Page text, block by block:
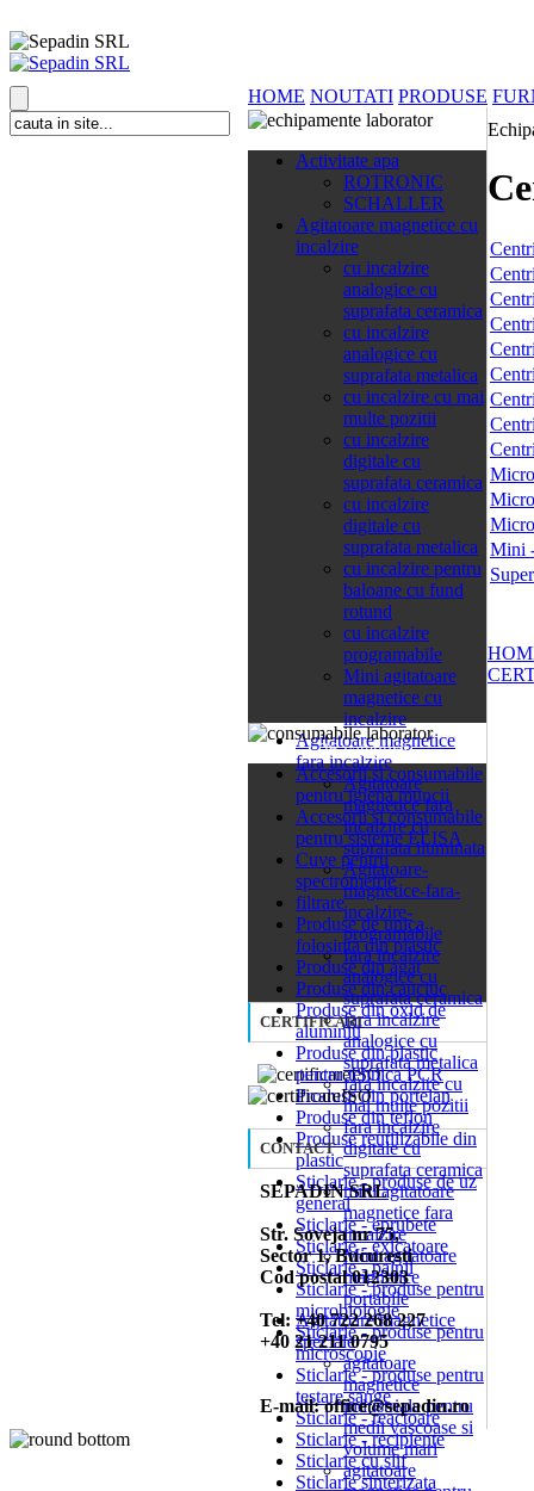
HOME NOUTATI PRODUSE
Activitate apa
ROTRONIC
SCHALLER
Agitatoare magnetice cu
incalzire
cu incalzire
analogice cu
suprafata ceramica
cu incalzire
analogice cu
suprafata metalica
cu incalzire cu mai
multe pozitii
cu incalzire
digitale cu
suprafata ceramica
cu incalzire
digitale cu
suprafata metalica
cu incalzire pentru
baloane cu fund
rotund
cu incalzire
programabile
Mini agitatoare
magnetice cu
incalzire
Agitatoare magnetice
fara incalzire
Agitatoare
magnetice fara
incalzire cu
suprafata iluminata
Agitatoare-
magnetice-fara-
incalzire-
programabile
fara incalzire
analogice cu
suprafata ceramica
fara incalzire
analogice cu
suprafata metalica
fara incalzire cu
mai multe pozitii
fara incalzire
digitale cu
suprafata ceramica
mini agitatoare
magnetice fara
incalzire
Mini agitatoare
magnetice
portabile
Agitatoare magnetice
speciale
agitatoare
magnetice
industriale pentru
medii vascoase si
volume mari
agitatoare
26 categorii
Accesorii si consumabile
pentru igiena muncii
Accesorii si consumabile
pentru sisteme ELISA
Cuve pentru
spectrometrie
filtrare
Produse de unica
folosinta din plastic
Produse din agat
Produse din cauciuc
Produse din oxid de
aluminiu
Produse din plastic
pentru tehnica PCR
Produse din portelan
Produse din teflon
Produse reutilizabile din
plastic
Sticlarie - produse de uz
general
Sticlarie - eprubete
Sticlarie - exicatoare
Sticlarie - palnii
Sticlarie - produse pentru
microbiologie
Sticlarie - produse pentru
microscopie
Sticlarie - produse pentru
testare sange
Sticlarie - reactoare
Sticlarie - recipiente
Sticlarie cu slif
Sticlarie sinterizata
CERTIFICARI
CONTACT
SEPADIN SRL
Str. Soveja nr 75,
Sector 1, Bucuresti
Cod postal 012303
Tel: +40 722 268 227
+40 21 211 0795
E-mail: office@sepadin.ro
Mini